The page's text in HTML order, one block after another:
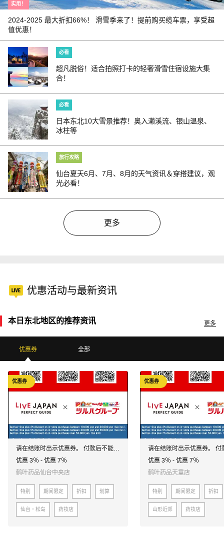
实用！
2024-2025 最大折扣66%！ 滑雪季来了！提前购买缆车票，享受超
值优惠！
必看
超凡脱俗！适合拍照打卡的轻奢滑雪住宿设施大集
合！
必看
日本东北10大雪景推荐！奥入濑溪流、银山温泉、
冰柱等
旅行攻略
仙台夏天6月、7月、8月的天气资讯＆穿搭建议，观
光必看！
更多
优惠活动与最新资讯
本日东北地区的推荐资讯 更多
优惠券 全部
优惠券
请在结账时出示优惠券。 付款后不能使
用优惠券。
优惠 3％ - 优惠 7％
鹤叶药品仙台中央店
特别 期间限定 折扣 划算
仙台・松岛 药妆店
优惠券
请在结账时出示优惠券。 付
用优惠券。
优惠 3％ - 优惠 7％
鹤叶药品天童店
特别 期间限定 折扣
山形近郊 药妆店